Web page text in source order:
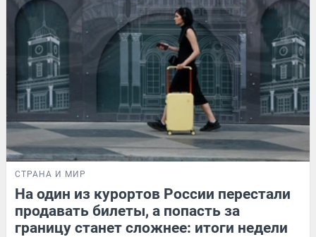
СТРАНА И МИР
На один из курортов России перестали
продавать билеты, а попасть за
границу станет сложнее: итоги недели